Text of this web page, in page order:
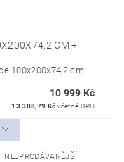
CM +
100x200x74,2 cm
10 999 Kč
13 308,79 Kč včetně DPH
NEJPRODÁVANĚJŠÍ